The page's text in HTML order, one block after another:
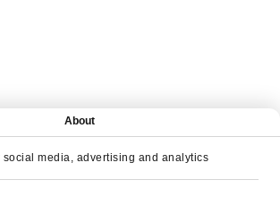
About
media, advertising and analytics
ИГРЫ